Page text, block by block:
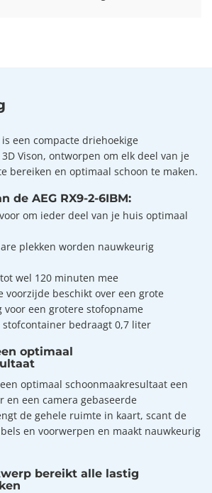
is een compacte driehoekige
Vison, ontworpen om elk deel van je
bereiken en optimaal schoon te maken.
de AEG RX9-2-6IBM:
om ieder deel van je huis optimaal
plekken worden nauwkeurig
wel 120 minuten mee
voorzijde beschikt over een grote
een grotere stofopname
stofcontainer bedraagt 0,7 liter
optimaal
optimaal schoonmaakresultaat een
en een camera gebaseerde
de gehele ruimte in kaart, scant de
en voorwerpen en maakt nauwkeurig
bereikt alle lastig